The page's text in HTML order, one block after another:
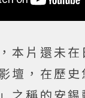
本片還未在
壇，在歷
之稱的安錫